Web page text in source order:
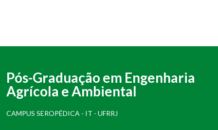
Pós-Graduação em Engenharia
Agrícola e Ambiental
CAMPUS SEROPÉDICA - IT - UFRRJ